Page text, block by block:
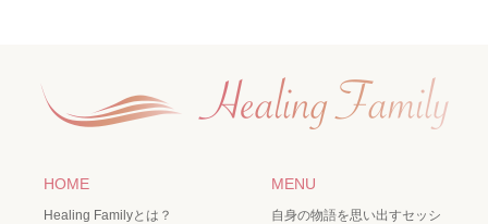
HOME
Healing Familyとは？
MENU
自身の物語を思い出すセッシ